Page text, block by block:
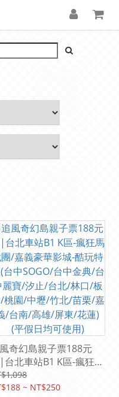
奇幻島親子票188元
台北車站B1 K區-瘋狂馬
/嘉義豪華影城-酷玩特
台中SOGO/台中金典/台
~ NT$250